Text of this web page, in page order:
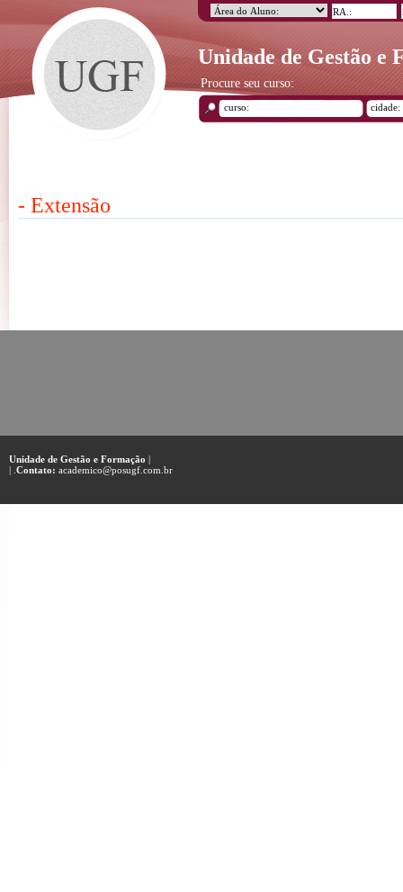
Unidade de Gestão e
Procure seu curso:
- Extensão
Unidade de Gestão e Formação |
| . Contato: academico@posugf.com.br